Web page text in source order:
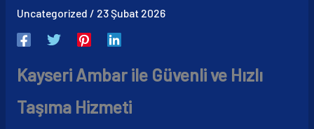
Uncategorized / 23 Şubat 2026
Kayseri Ambar ile Güvenli ve Hızlı
Taşıma Hizmeti